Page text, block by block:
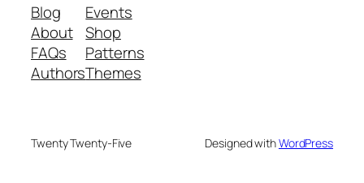
Blog
About
FAQs
Authors
Events
Shop
Patterns
Themes
Twenty Twenty-Five Designed withWordPress